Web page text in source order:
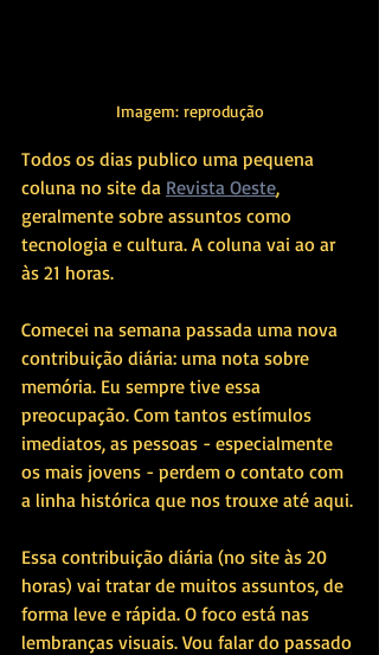
Imagem: reprodução
Todos os dias publico uma pequena
coluna no site da Revista Oeste,
geralmente sobre assuntos como
tecnologia e cultura. A coluna vai ao ar
às 21 horas.
Comecei na semana passada uma nova
contribuição diária: uma nota sobre
memória. Eu sempre tive essa
preocupação. Com tantos estímulos
imediatos, as pessoas - especialmente
os mais jovens - perdem o contato com
a linha histórica que nos trouxe até aqui.
Essa contribuição diária (no site às 20
horas) vai tratar de muitos assuntos, de
forma leve e rápida. O foco está nas
lembranças visuais. Vou falar do passado